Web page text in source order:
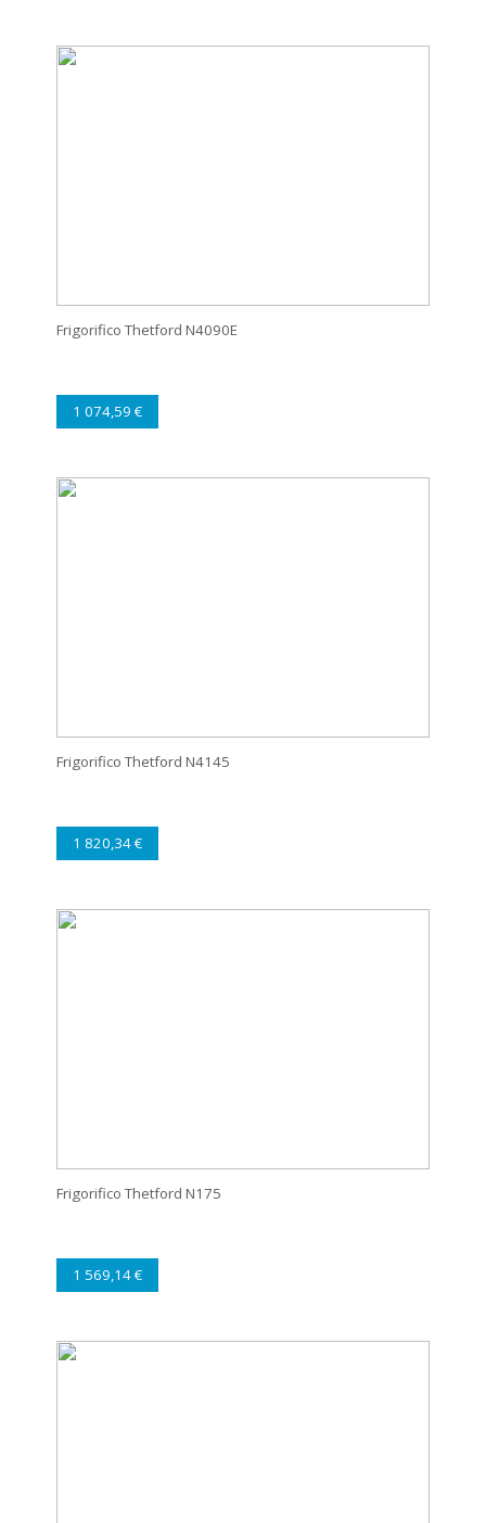
Frigorifico Thetford N4090E
1 074,59 €
Frigorifico Thetford N4145
1 820,34 €
Frigorifico Thetford N175
1 569,14 €